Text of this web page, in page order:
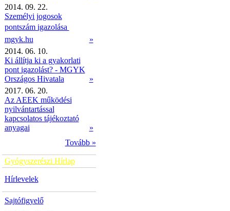
2014. 09. 22.
Személyi jogosok
pontszám igazolása 
mgyk.hu
»
2014. 06. 10.
Ki állítja ki a gyakorlati
pont igazolást? - MGYK
Országos Hivatala
»
2017. 06. 20.
Az AEEK működési
nyilvántartással
kapcsolatos tájékoztató
anyagai
»
Tovább »
Gyógyszerészi Hírlap
Hírlevelek
Sajtófigyelő